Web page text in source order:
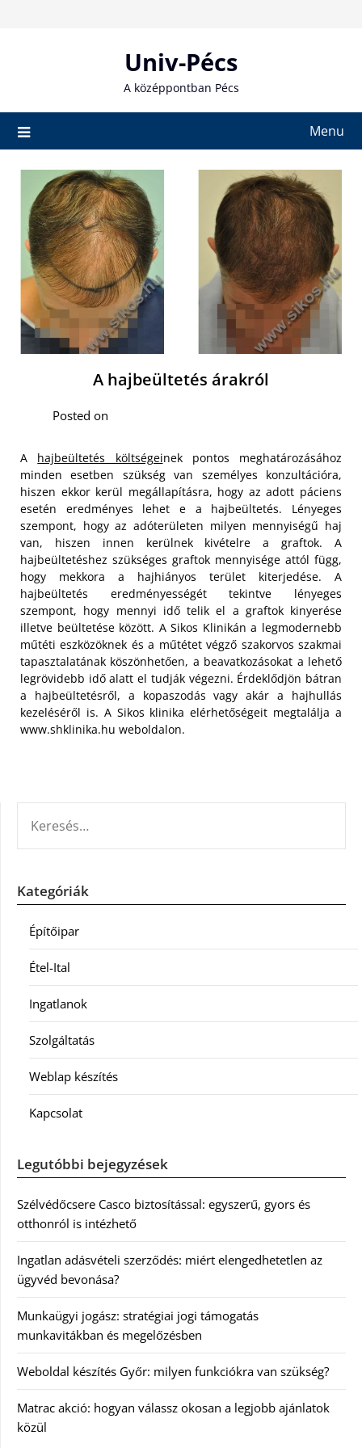
Univ-Pécs
A középpontban Pécs
Menu
A hajbeültetés árakról
Posted on
A hajbeültetés költségeinek pontos meghatározásához
minden esetben szükség van személyes konzultációra,
hiszen ekkor kerül megállapításra, hogy az adott páciens
esetén eredményes lehet e a hajbeültetés. Lényeges
szempont, hogy az adóterületen milyen mennyiségű haj
van, hiszen innen kerülnek kivételre a graftok. A
hajbeültetéshez szükséges graftok mennyisége attól függ,
hogy mekkora a hajhiányos terület kiterjedése. A
hajbeültetés eredményességét tekintve lényeges
szempont, hogy mennyi idő telik el a graftok kinyerése
illetve beültetése között. A Sikos Klinikán a legmodernebb
műtéti eszközöknek és a műtétet végző szakorvos szakmai
tapasztalatának köszönhetően, a beavatkozásokat a lehető
legrövidebb idő alatt el tudják végezni. Érdeklődjön bátran
a hajbeültetésről, a kopaszodás vagy akár a hajhullás
kezeléséről is. A Sikos klinika elérhetőségeit megtalálja a
www.shklinika.hu weboldalon.
Kategóriák
Építőipar
Étel-Ital
Ingatlanok
Szolgáltatás
Weblap készítés
Kapcsolat
Legutóbbi bejegyzések
Szélvédőcsere Casco biztosítással: egyszerű, gyors és
otthonról is intézhető
Ingatlan adásvételi szerződés: miért elengedhetetlen az
ügyvéd bevonása?
Munkaügyi jogász: stratégiai jogi támogatás
munkavitákban és megelőzésben
Weboldal készítés Győr: milyen funkciókra van szükség?
Matrac akció: hogyan válassz okosan a legjobb ajánlatok
közül